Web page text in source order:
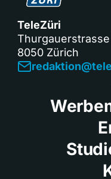
TeleZüri
8050 Zürich